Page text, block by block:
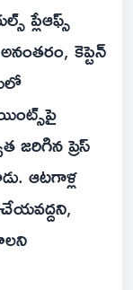
ప్లేఆఫ్స్
కెప్టెన్
ప్రెస్
ఆటగాళ్ల